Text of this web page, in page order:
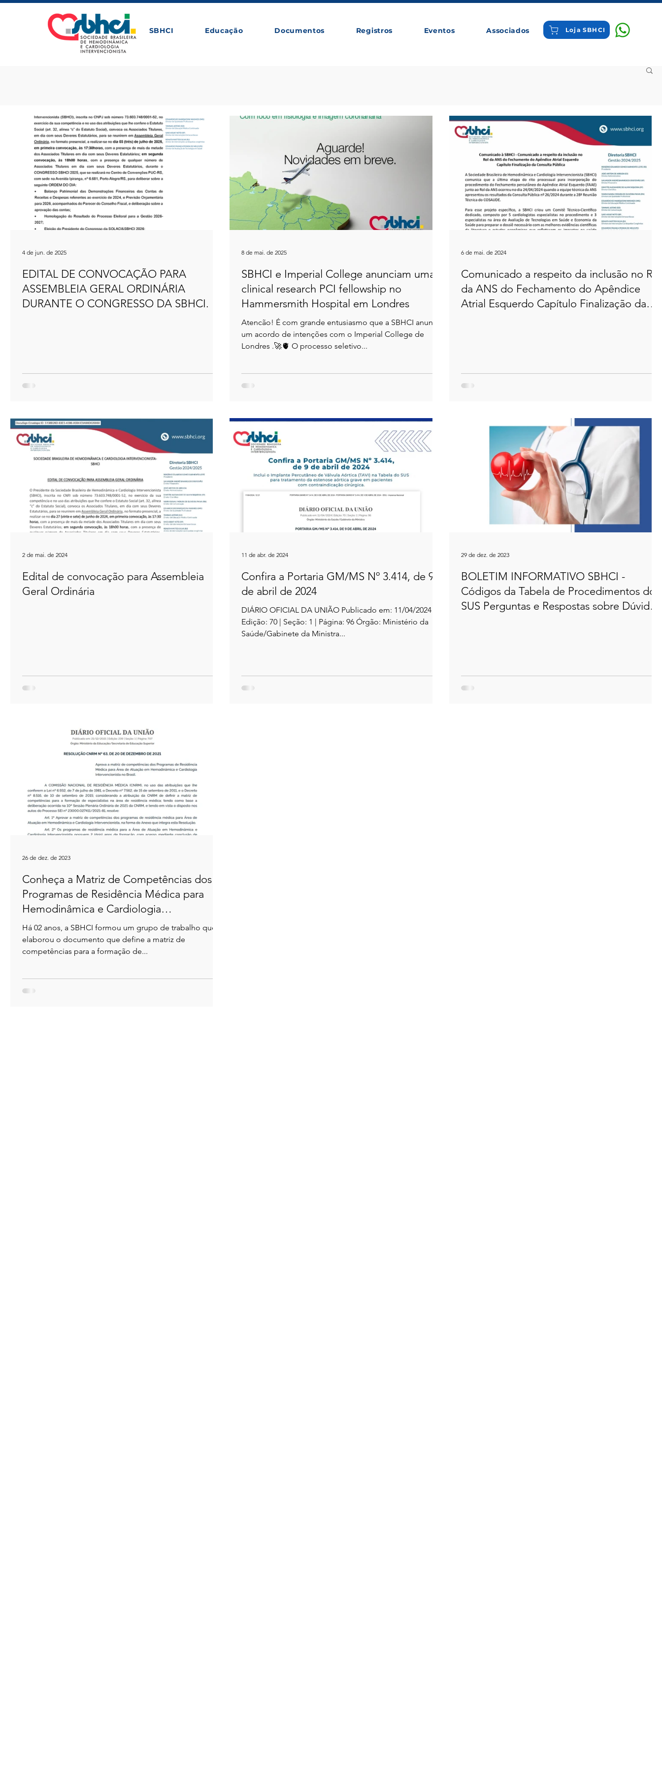
SBHCI Educação Documentos Registros Eventos Associados Loja SBHCI
EDITAL DE CONVOCAÇÃO PARA
ASSEMBLEIA GERAL ORDINÁRIA
DURANTE O CONGRESSO DA SBHCI.
4 de jun. de 2025
SBHCI e Imperial College anunciam uma
clinical research PCI fellowship no
Hammersmith Hospital em Londres
Atencão! É com grande entusiasmo que a SBHCI anuncia
um acordo de intenções com o Imperial College de
Londres .🚀🫀 O processo seletivo...
8 de mai. de 2025
Comunicado a respeito da inclusão no Rol
da ANS do Fechamento do Apêndice
Atrial Esquerdo Capítulo Finalização da
6 de mai. de 2024
Edital de convocação para Assembleia
Geral Ordinária
2 de mai. de 2024
Confira a Portaria GM/MS Nº 3.414, de 9
de abril de 2024
DIÁRIO OFICIAL DA UNIÃO Publicado em: 11/04/2024 |
Edição: 70 | Seção: 1 | Página: 96 Órgão: Ministério da
Saúde/Gabinete da Ministra...
11 de abr. de 2024
BOLETIM INFORMATIVO SBHCI -
Códigos da Tabela de Procedimentos do
SUS Perguntas e Respostas sobre Dúvidas
29 de dez. de 2023
Conheça a Matriz de Competências dos
Programas de Residência Médica para
Hemodinâmica e Cardiologia
Intervencionista no Brasil!
Há 02 anos, a SBHCI formou um grupo de trabalho que
elaborou o documento que define a matriz de
competências para a formação de...
26 de dez. de 2023